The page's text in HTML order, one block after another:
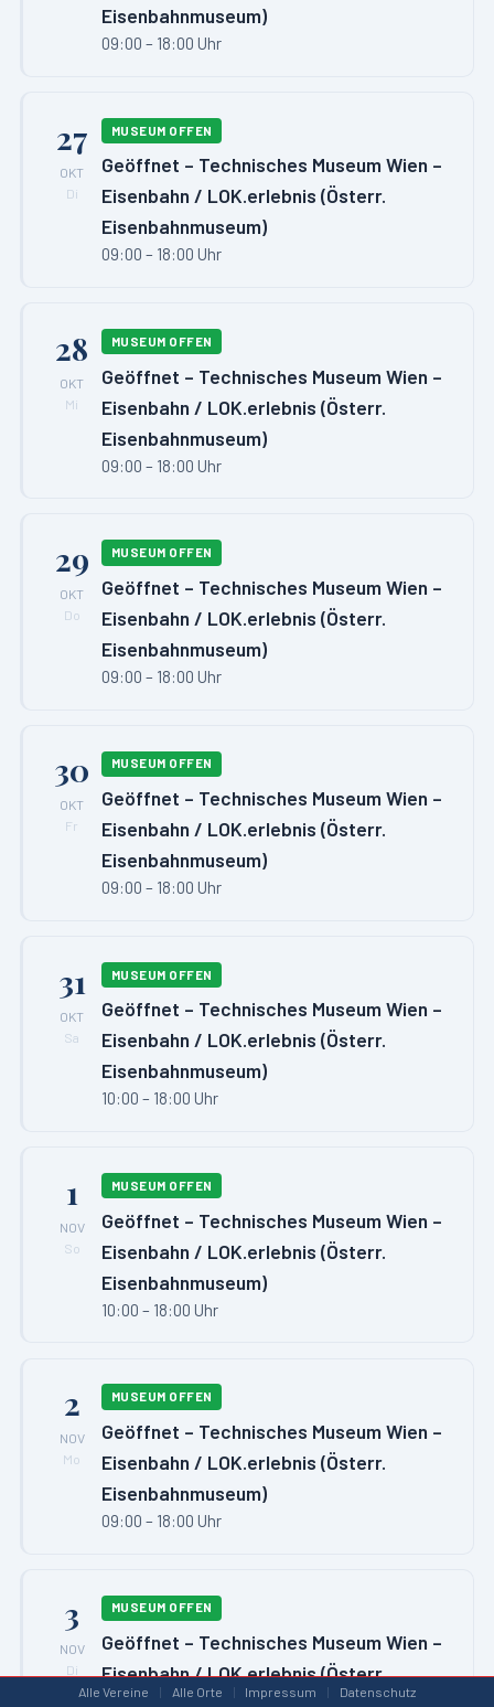
Eisenbahnmuseum)
09:00 – 18:00 Uhr
27
OKT
Di
MUSEUM OFFEN
Geöffnet – Technisches Museum Wien –
Eisenbahn / LOK.erlebnis (Österr.
Eisenbahnmuseum)
09:00 – 18:00 Uhr
28
OKT
Mi
MUSEUM OFFEN
Geöffnet – Technisches Museum Wien –
Eisenbahn / LOK.erlebnis (Österr.
Eisenbahnmuseum)
09:00 – 18:00 Uhr
29
OKT
Do
MUSEUM OFFEN
Geöffnet – Technisches Museum Wien –
Eisenbahn / LOK.erlebnis (Österr.
Eisenbahnmuseum)
09:00 – 18:00 Uhr
30
OKT
Fr
MUSEUM OFFEN
Geöffnet – Technisches Museum Wien –
Eisenbahn / LOK.erlebnis (Österr.
Eisenbahnmuseum)
09:00 – 18:00 Uhr
31
OKT
Sa
MUSEUM OFFEN
Geöffnet – Technisches Museum Wien –
Eisenbahn / LOK.erlebnis (Österr.
Eisenbahnmuseum)
10:00 – 18:00 Uhr
1
NOV
So
MUSEUM OFFEN
Geöffnet – Technisches Museum Wien –
Eisenbahn / LOK.erlebnis (Österr.
Eisenbahnmuseum)
10:00 – 18:00 Uhr
2
NOV
Mo
MUSEUM OFFEN
Geöffnet – Technisches Museum Wien –
Eisenbahn / LOK.erlebnis (Österr.
Eisenbahnmuseum)
09:00 – 18:00 Uhr
3
NOV
Di
MUSEUM OFFEN
Geöffnet – Technisches Museum Wien –
Eisenbahn / LOK.erlebnis (Österr.
Alle Vereine | Alle Orte | Impressum | Datenschutz